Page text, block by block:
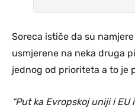
Soreca ističe da su
usmjerene na neka druga
jednog od prioriteta a to je
“Put ka Evropskoj uniji i